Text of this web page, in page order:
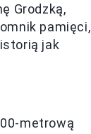
Grodzką,
pamięci,
jak
metrową